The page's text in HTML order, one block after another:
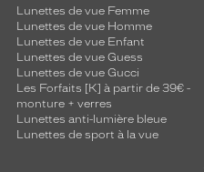
Lunettes de vue Femme
Lunettes de vue Homme
Lunettes de vue Enfant
Lunettes de vue Guess
Lunettes de vue Gucci
Les Forfaits [K] à partir de 39€ -
monture + verres
Lunettes anti-lumière bleue
Lunettes de sport à la vue